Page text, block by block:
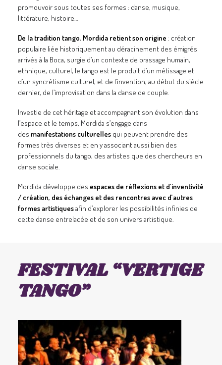
GALERIES
FACEBOOK
YOUTUBE
RECHERCHE
promouvoir sous toutes ses formes : danse, musique,
littérature, histoire…
De la tradition tango, Mordida retient son origine : création
populaire liée historiquement au déracinement des émigrés
arrivés à la Boca, surgie d’un contexte de brassage humain,
ethnique, culturel, le tango est le produit d’un métissage et
d’un syncrétisme culturel, et de l’invention, au début du siècle
dernier, de l’improvisation dans la danse de couple.
Investie de cet héritage et accompagnant son évolution dans
l’espace et le temps, Mordida s’engage dans
des manifestations culturelles qui peuvent prendre des
formes très diverses et en y associant aussi bien des
professionnels du tango, des artistes que des chercheurs en
danse sociale.
Mordida développe des espaces de réflexions et d’inventivité
/ création, des échanges et des rencontres avec d’autres
formes artistiquesafin d’explorer les possibilités infinies de
cette danse entrelacée et de son univers artistique.
FESTIVAL “VERTIGE
TANGO”